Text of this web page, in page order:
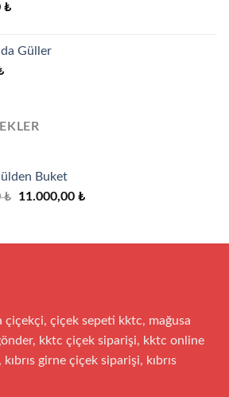
₺
Güller
Buket
₺
Orijinal
11.000,00 ₺Şu
11.000,00 ₺.
çiçekçi, çiçek sepeti kktc, mağusa
kktc çiçek siparişi, kktc online
girne çiçek siparişi, kıbrıs